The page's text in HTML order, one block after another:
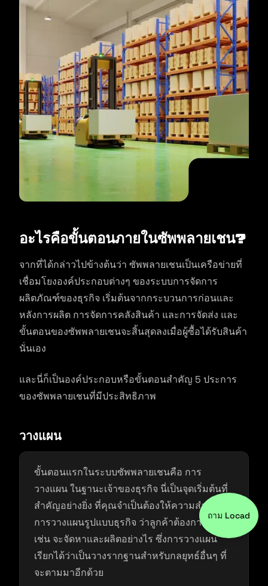
อะไรคือขั้นตอนภายในซัพพลายเชน?
จากที่ได้กล่าวไปข้างต้นว่า ซัพพลายเชนเป็นเครือข่ายที่
เชื่อมโยงองค์ประกอบต่างๆ ของระบบการจัดการ
ผลิตภัณฑ์ของธุรกิจ เริ่มต้นจากกระบวนการก่อนและ
หลังการผลิต การจัดการคลังสินค้า และการจัดส่ง และ
ขั้นตอนของซัพพลายเชนจะสิ้นสุดลงเมื่อผู้ซื้อได้รับสินค้า
นั่นเอง
และนี่ก็เป็นองค์ประกอบหรือขั้นตอนสำคัญ 5 ประการ
ของซัพพลายเชนที่มีประสิทธิภาพ
วางแผน
ขั้นตอนแรกในระบบซัพพลายเชนคือ การ
วางแผน ในฐานะเจ้าของธุรกิจ นี่เป็นจุดเริ่มต้นที่
สำคัญอย่างยิ่ง ที่คุณจำเป็นต้องให้ความสำคัญกับ
การวางแผนรูปแบบธุรกิจ ว่าลูกค้าต้องการอะไร
เช่น จะจัดหาและผลิตอย่างไร ซึ่งการวางแผน
เรียกได้ว่าเป็นวางรากฐานสำหรับกลยุทธ์อื่นๆ ที่
จะตามมาอีกด้วย
ถาม Locad